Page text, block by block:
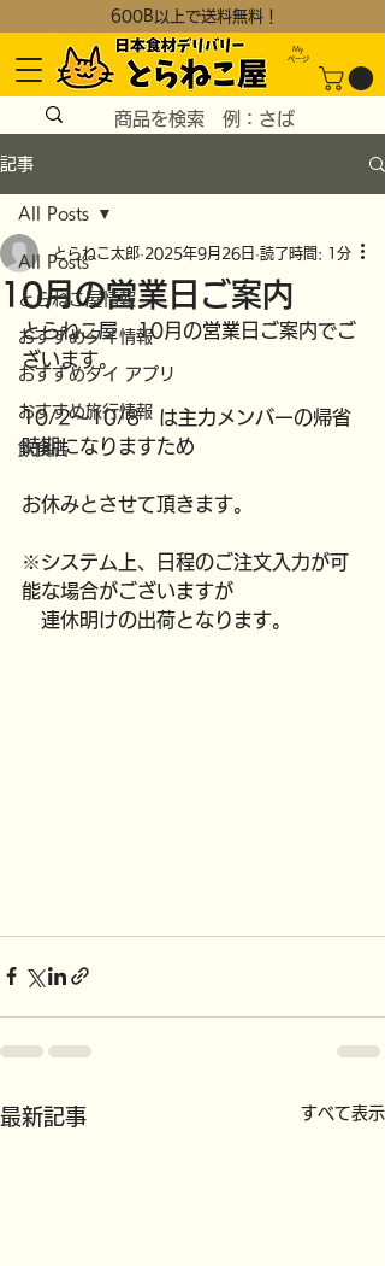
600B以上で送料無料！
My
​ページ
記事
All Posts
とらねこ屋情報
おすすめタイ情報
おすすめタイ アプリ
おすすめ旅行情報
飲食店
All Posts
10月の営業日ご案内
とらねこ太郎 2025年9月26日 読了時間: 1分
とらねこ屋　10月の営業日ご案内でご
ざいます。
10/2～10/8　は主力メンバーの帰省
時期になりますため
お休みとさせて頂きます。
※システム上、日程のご注文入力が可
能な場合がございますが
連休明けの出荷となります。
最新記事 すべて表示